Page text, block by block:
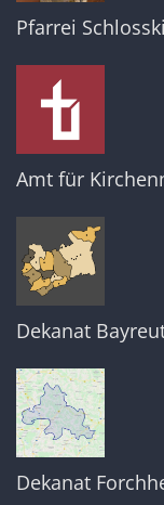
Pfarrei
Amt für
Dekanat
Dekanat